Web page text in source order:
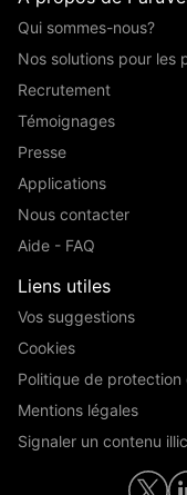
Qui sommes-nous?
Nos solutions pour les
Recrutement
Témoignages
Presse
Applications
Nous contacter
Aide - FAQ
Liens utiles
Vos suggestions
Cookies
Politique de protection
Mentions légales
Signaler un contenu